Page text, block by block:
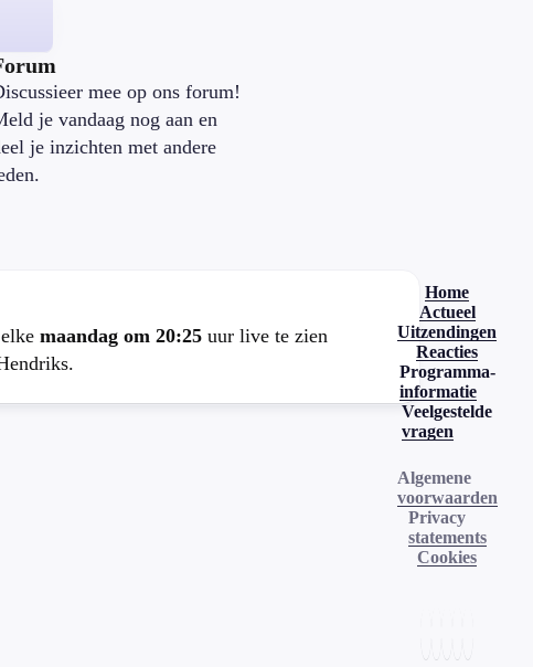
mee op ons forum!
je vandaag nog aan en
je inzichten met andere
maandag om 20:25 uur live te zien
Home
Actueel
Uitzendingen
Reacties
Programma-
informatie
Veelgestelde
vragen
Algemene
voorwaarden
Privacy
statements
Cookies